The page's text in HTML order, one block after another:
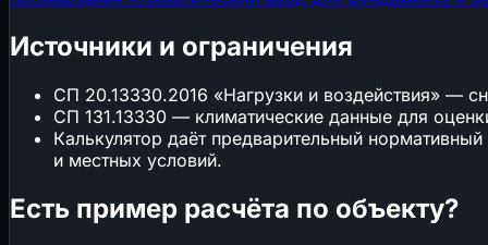
Источники и ограничения
СП 20.13330.2016 «Нагрузки и воздействия» —
СП 131.13330 — климатические данные для
Калькулятор даёт предварительный
и местных условий.
Есть пример расчёта по объекту?